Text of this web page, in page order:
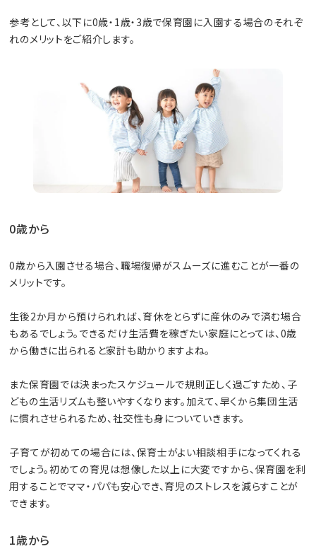
参考として、以下に0歳・1歳・3歳で保育園に入園する場合のそれぞ
れのメリットをご紹介します。
0歳から
0歳から入園させる場合、職場復帰がスムーズに進むことが一番の
メリットです。
生後2か月から預けられれば、育休をとらずに産休のみで済む場合
もあるでしょう。できるだけ生活費を稼ぎたい家庭にとっては、0歳
から働きに出られると家計も助かりますよね。
また保育園では決まったスケジュールで規則正しく過ごすため、子
どもの生活リズムも整いやすくなります。加えて、早くから集団生活
に慣れさせられるため、社交性も身についていきます。
子育てが初めての場合には、保育士がよい相談相手になってくれる
でしょう。初めての育児は想像した以上に大変ですから、保育園を利
用することでママ・パパも安心でき、育児のストレスを減らすことが
できます。
1歳から